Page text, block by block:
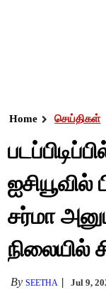
Home செய்திகள்
ஐசியூவில்
சர்மா
நிலையில்
BySEETHA Jul 9,